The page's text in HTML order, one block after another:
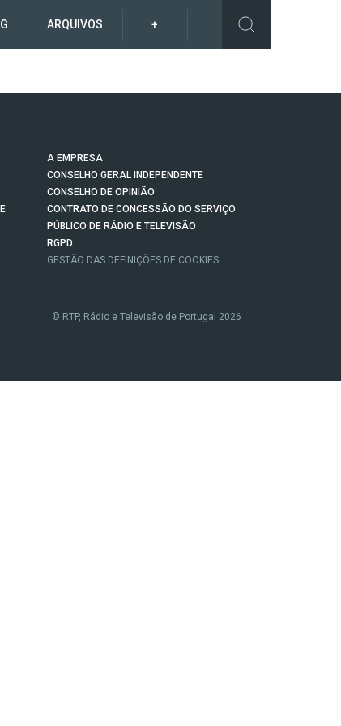
ARQUIVOS +
A EMPRESA
CONSELHO GERAL INDEPENDENTE
CONSELHO DE OPINIÃO
CONTRATO DE CONCESSÃO DO SERVIÇO
PÚBLICO DE RÁDIO E TELEVISÃO
RGPD
GESTÃO DAS DEFINIÇÕES DE COOKIES
© RTP, Rádio e Televisão de Portugal 2026